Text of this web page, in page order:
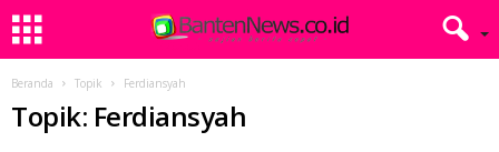
Beranda Topik Ferdiansyah
Topik: Ferdiansyah